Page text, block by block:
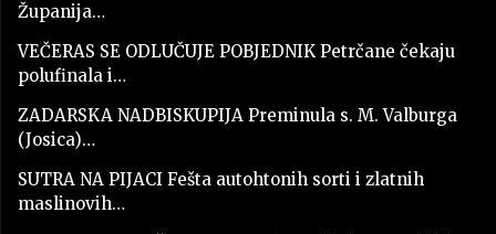
Županija…
VEČERAS SE ODLUČUJE POBJEDNIK Petrčane čekaju
polufinala i…
ZADARSKA NADBISKUPIJA Preminula s. M. Valburga
(Josica)…
SUTRA NA PIJACI Fešta autohtonih sorti i zlatnih
maslinovih…